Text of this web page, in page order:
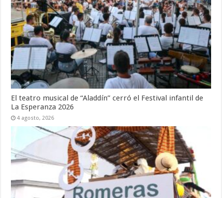
El teatro musical de “Aladdín” cerró el Festival infantil de
La Esperanza 2026
4 agosto, 2026